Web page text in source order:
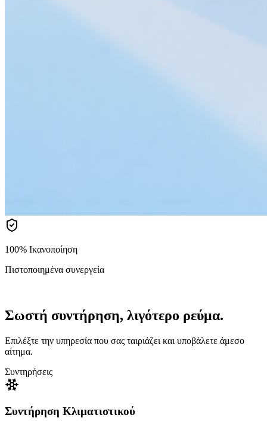
100% Ικανοποίηση
Πιστοποιημένα συνεργεία
Σωστή συντήρηση, λιγότερο ρεύμα.
Επιλέξτε την υπηρεσία που σας ταιριάζει και υποβάλετε άμεσο
αίτημα.
Συντηρήσεις
Συντήρηση Κλιματιστικού